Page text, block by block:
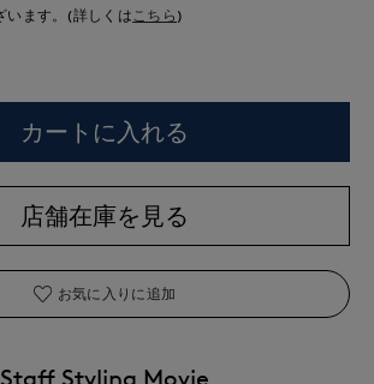
ます。(詳しくは こちら )
カートに入れる
店舗在庫を見る
お気に入りに追加
Staff Styling Movie